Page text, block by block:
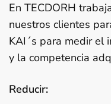
En TECDORH
nuestros clientes
KAI´s para medir el
y la competencia
Reducir: